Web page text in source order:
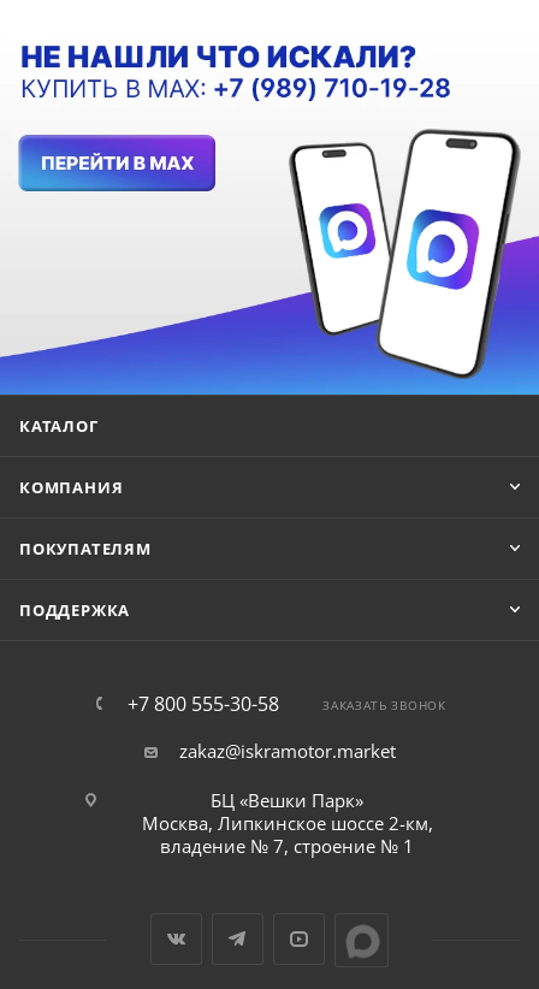
КАТАЛОГ
КОМПАНИЯ
ПОКУПАТЕЛЯМ
ПОДДЕРЖКА
+7 800 555-30-58 ЗАКАЗАТЬ ЗВОНОК
zakaz@iskramotor.market
БЦ «Вешки Парк»
Москва, Липкинское шоссе 2-км,
владение № 7, строение № 1